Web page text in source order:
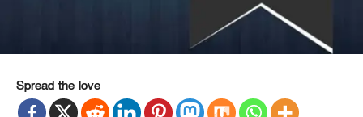
Spread the love